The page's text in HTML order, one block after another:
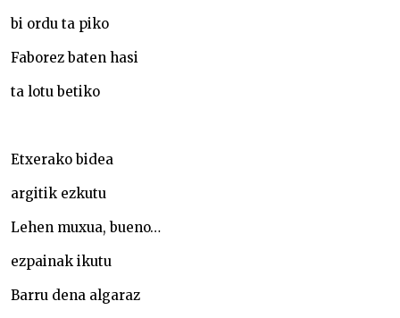
bi ordu ta piko
Faborez baten hasi
ta lotu betiko
Etxerako bidea
argitik ezkutu
Lehen muxua, bueno…
ezpainak ikutu
Barru dena algaraz